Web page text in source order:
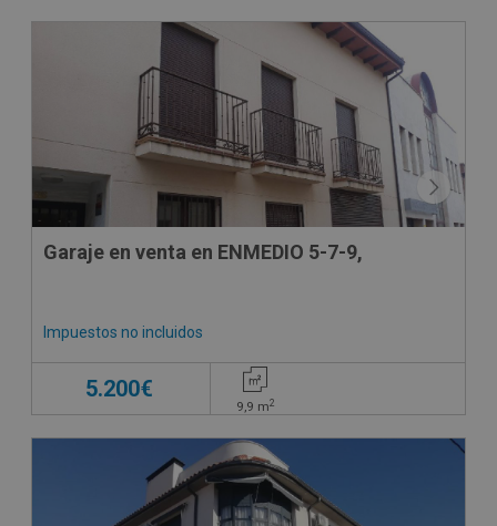
Garaje en venta en ENMEDIO 5-7-9,
Impuestos no incluidos
5.200€
9,9 m2